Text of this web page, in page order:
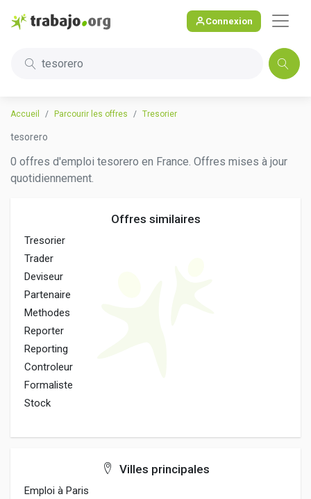
Connexion
tesorero
Accueil Parcourir les offres Tresorier
tesorero
0 offres d'emploi tesorero en France. Offres mises à jour
quotidiennement.
Offres similaires
Tresorier
Trader
Deviseur
Partenaire
Methodes
Reporter
Reporting
Controleur
Formaliste
Stock
Villes principales
Emploi à Paris